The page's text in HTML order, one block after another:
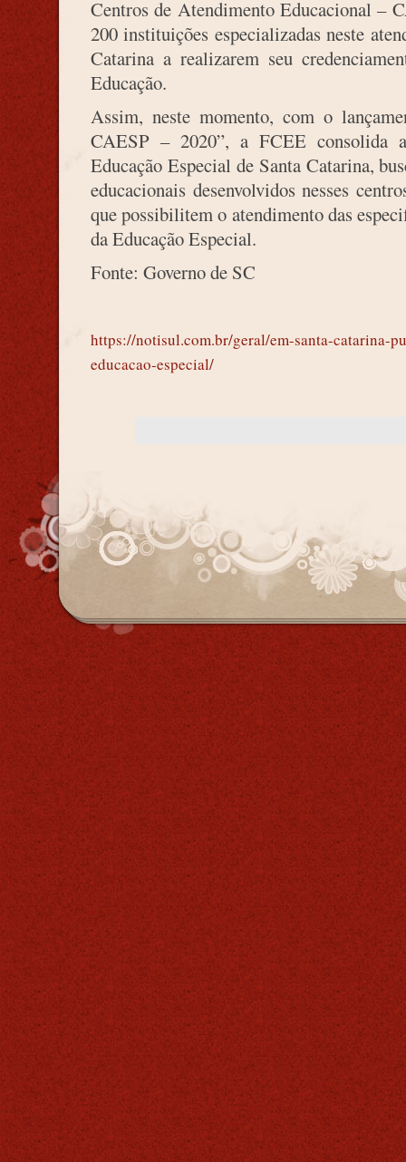
Centros de Atendimento Educacional –
200 instituições especializadas neste
Catarina a realizarem seu
Educação.
Assim, neste momento, com o
CAESP – 2020”, a FCEE consolida
Educação Especial de Santa Catarina,
educacionais desenvolvidos nesses
que possibilitem o atendimento das
da Educação Especial.
Fonte: Governo de SC
https://notisul.com.br/geral/em-santa-catarina-
educacao-especial/